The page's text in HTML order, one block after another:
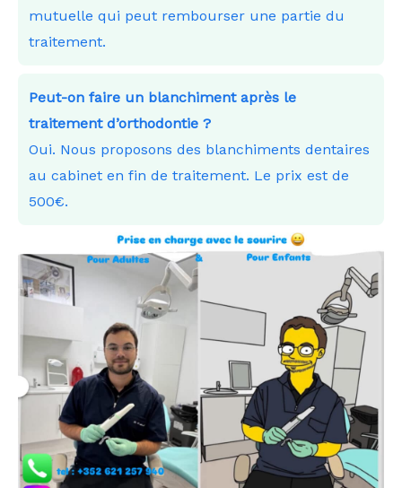
mutuelle qui peut rembourser une partie du
traitement.
Peut-on faire un blanchiment après le
traitement d’orthodontie ?
Oui. Nous proposons des blanchiments dentaires
au cabinet en fin de traitement. Le prix est de
500€.